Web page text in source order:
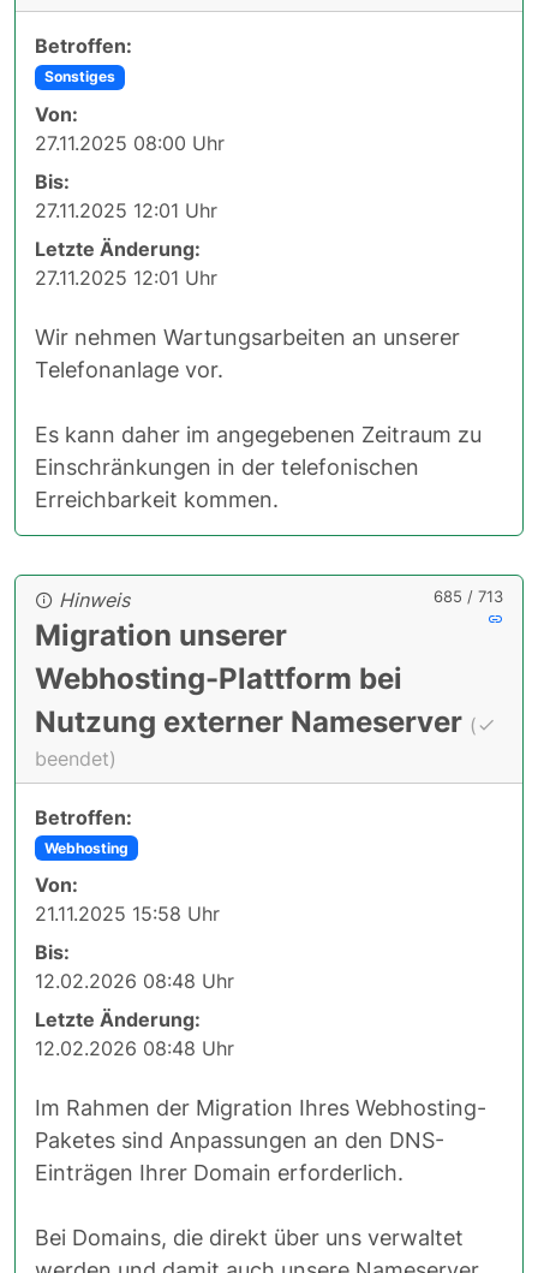
Betroffen:
Sonstiges
Von:
27.11.2025 08:00 Uhr
Bis:
27.11.2025 12:01 Uhr
Letzte Änderung:
27.11.2025 12:01 Uhr
Wir nehmen Wartungsarbeiten an unserer
Telefonanlage vor.
Es kann daher im angegebenen Zeitraum zu
Einschränkungen in der telefonischen
Erreichbarkeit kommen.
685 / 713
Hinweis
Migration unserer
Webhosting-Plattform bei
Nutzung externer Nameserver (
beendet)
Betroffen:
Webhosting
Von:
21.11.2025 15:58 Uhr
Bis:
12.02.2026 08:48 Uhr
Letzte Änderung:
12.02.2026 08:48 Uhr
Im Rahmen der Migration Ihres Webhosting-
Paketes sind Anpassungen an den DNS-
Einträgen Ihrer Domain erforderlich.
Bei Domains, die direkt über uns verwaltet